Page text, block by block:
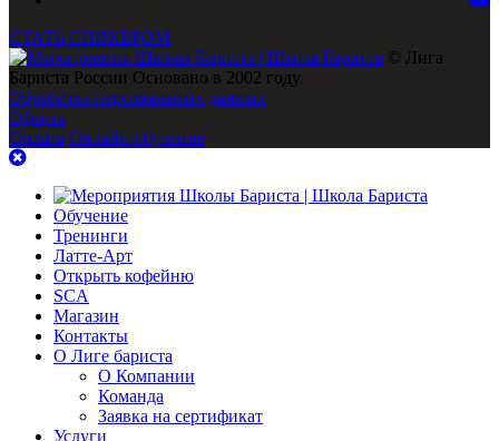
СТАТЬ СПИКЕРОМ
© Лига
Бариста России Основано в 2002 году
Обработка персональных данных
Оферта
Оплата Онлайн-обучение
Обучение
Тренинги
Латте-Арт
Открыть кофейню
SCA
Магазин
Контакты
О Лиге бариста
О Компании
Команда
Заявка на сертификат
Услуги